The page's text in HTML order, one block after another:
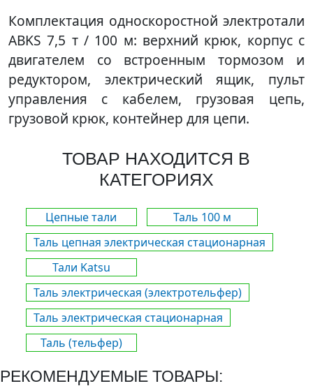
Комплектация односкоростной электротали
ABKS 7,5 т / 100 м: верхний крюк, корпус с
двигателем со встроенным тормозом и
редуктором, электрический ящик, пульт
управления с кабелем, грузовая цепь,
грузовой крюк, контейнер для цепи.
ТОВАР НАХОДИТСЯ В
КАТЕГОРИЯХ
Цепные тали
Таль 100 м
Таль цепная электрическая стационарная
Тали Katsu
Таль электрическая (электротельфер)
Таль электрическая стационарная
Таль (тельфер)
РЕКОМЕНДУЕМЫЕ ТОВАРЫ: